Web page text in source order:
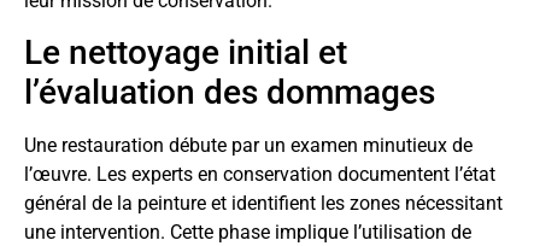
Le nettoyage initial et
l’évaluation des dommages
Une restauration débute par un examen minutieux de
l’œuvre. Les experts en conservation documentent l’état
général de la peinture et identifient les zones nécessitant
une intervention. Cette phase implique l’utilisation de